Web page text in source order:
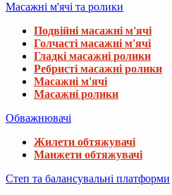
Масажні м'ячі та ролики
Подвійні масажні м'ячі
Голчасті масажні м'ячі
Гладкі масажні ролики
Ребристі масажні ролики
Масажні м'ячі
Масажні ролики
Обважнювачі
Жилети обтяжувачі
Манжети обтяжувачі
Степ та балансувальні платформи